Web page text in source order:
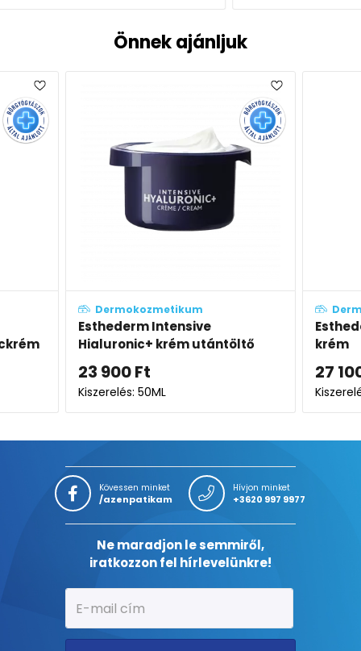
Önnek ajánljuk
Dermokozmetikum
Esthederm Intensive NAD+
krém
27 100Ft
Kiszerelés: 50ML
14
Kövessen minket
/azenpatikam
Hívjon minket
+3620 997 9977
Ne maradjon le semmiről,
iratkozzon fel hírlevelünkre!